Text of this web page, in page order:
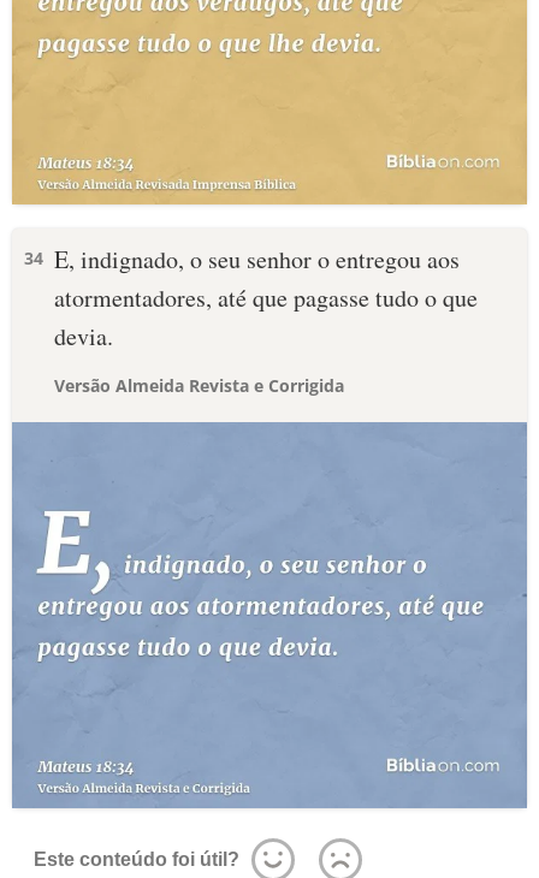
34 E, indignado, o seu senhor o entregou aos
atormentadores, até que pagasse tudo o que
devia.
Versão Almeida Revista e Corrigida
Este conteúdo foi útil?